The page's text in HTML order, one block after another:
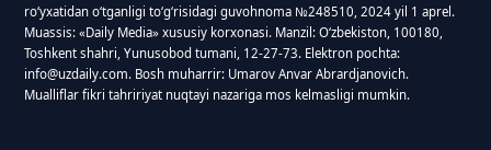
roʻyxatidan oʻtganligi toʻgʻrisidagi guvohnoma №248510, 2024 yil 1 aprel.
Muassis: «Daily Media» xususiy korxonasi. Manzil: Oʻzbekiston, 100180,
Toshkent shahri, Yunusobod tumani, 12-27-73. Elektron pochta:
info@uzdaily.com. Bosh muharrir: Umarov Anvar Abrardjanovich.
Mualliflar fikri tahririyat nuqtayi nazariga mos kelmasligi mumkin.